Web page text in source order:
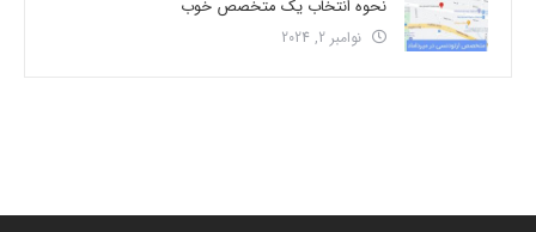
نحوه انتخاب یک متخصص خوب
نوامبر 2, 2024